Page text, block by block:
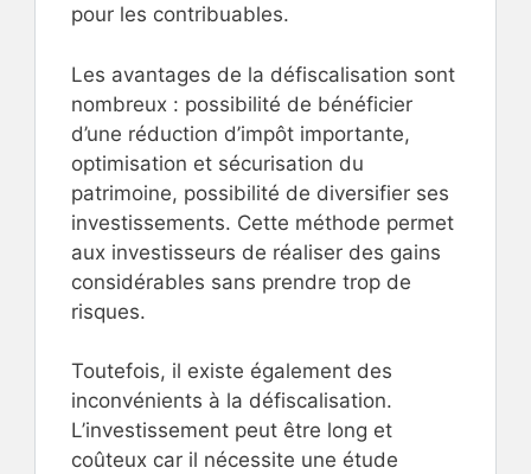
pour les contribuables.
Les avantages de la défiscalisation sont
nombreux : possibilité de bénéficier
d’une réduction d’impôt importante,
optimisation et sécurisation du
patrimoine, possibilité de diversifier ses
investissements. Cette méthode permet
aux investisseurs de réaliser des gains
considérables sans prendre trop de
risques.
Toutefois, il existe également des
inconvénients à la défiscalisation.
L’investissement peut être long et
coûteux car il nécessite une étude